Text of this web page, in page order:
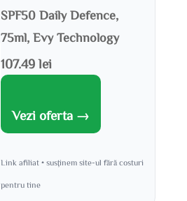
SPF50 Daily Defence,
75ml, Evy Technology
107.49 lei
Vezi oferta →
Link afiliat • susținem site-ul fără costuri
pentru tine